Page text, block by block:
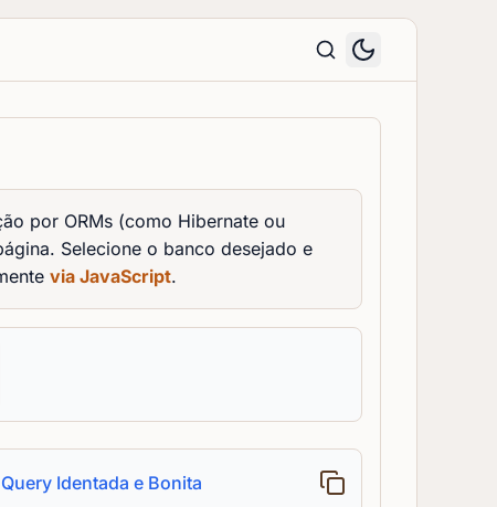
por ORMs (como Hibernate ou
Selecione o banco desejado e
via JavaScript.
Identada e Bonita